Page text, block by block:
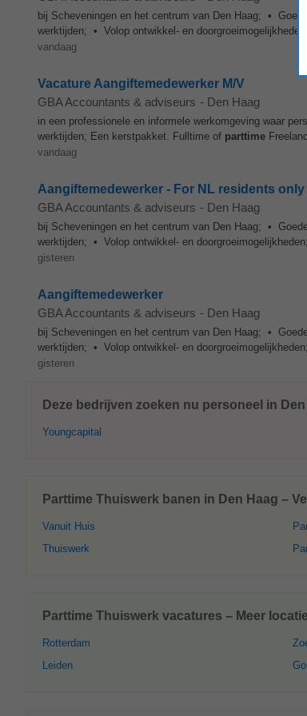
bij Scheveningen en het centrum van Den Haag; •
werktijden; • Volop ontwikkel- en
vandaag
Vacature Aangiftemedewerker M/V
GBA Accountants & adviseurs - Den Haag
in een professionele en informele werkomgeving waar
werktijden; Een kerstpakket. Fulltime of parttime
vandaag
Aangiftemedewerker - For NL residents only
GBA Accountants & adviseurs - Den Haag
bij Scheveningen en het centrum van Den Haag; •
werktijden; • Volop ontwikkel- en
gisteren
Aangiftemedewerker
GBA Accountants & adviseurs - Den Haag
bij Scheveningen en het centrum van Den Haag; •
werktijden; • Volop ontwikkel- en
gisteren
Deze bedrijven zoeken nu personeel in
Youngcapital
Parttime Thuiswerk banen in Den Haag –
Vanuit Huis
Thuiswerk
Parttime Thuiswerk vacatures – Meer
Rotterdam
Leiden